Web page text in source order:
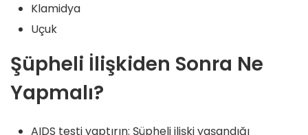
Klamidya
Uçuk
Şüpheli İlişkiden Sonra Ne
Yapmalı?
AIDS testi yaptırın: Şüpheli ilişki yaşandığı